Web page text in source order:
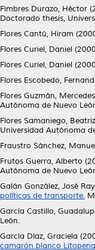
Fimbres Durazo, Héctor
Doctorado thesis,
Flores Cantú, Hiram
Flores Curiel, Daniel
Flores Curiel, Daniel
Flores Escobedo,
Flores Guzmán,
Autónoma de Nuevo
Flores Samaniego, Beatriz
Universidad Autónoma
Fraustro Sánchez,
Frutos Guerra, Alberto
Autónoma de Nuevo
Galán González, José
políticas de transporte.
García Castillo,
León.
García Díaz, Graciela
camarón blanco